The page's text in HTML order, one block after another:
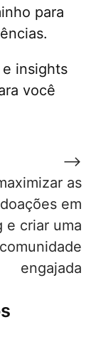
para
insights
você
as
doações em
e criar uma
comunidade
engajada
⟶